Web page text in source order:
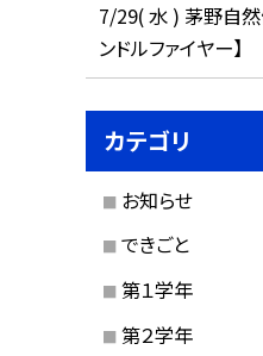
7/29( 水 ) 茅野自然
ンドルファイヤー】
カテゴリ
お知らせ
できごと
第１学年
第２学年